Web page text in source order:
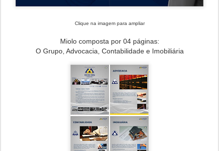
Clique na imagem para ampliar
Miolo composta por 04 páginas:
O Grupo, Advocacia, Contabilidade e Imobiliária